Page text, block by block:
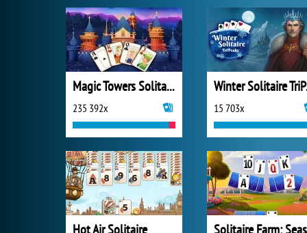
Magic Towers Solitaire
235 392x 15 703x